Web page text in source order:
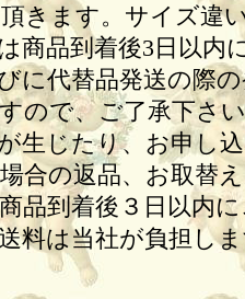
きます。サイズ違
商品到着後3日以内
に代替品発送の際の
ので、ご了承下さ
生じたり、お申し
合の返品、お取替
品到着後３日以内
料は当社が負担し